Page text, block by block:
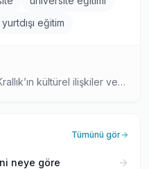
yurtdışı eğitim
kültürel ilişkiler ve
Tümünü gör
neye göre